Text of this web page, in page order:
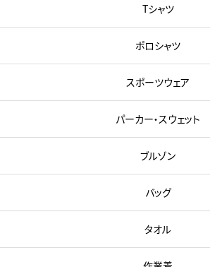
Tシャツ
ポロシャツ
スポーツウェア
パーカー・スウェット
ブルゾン
バッグ
タオル